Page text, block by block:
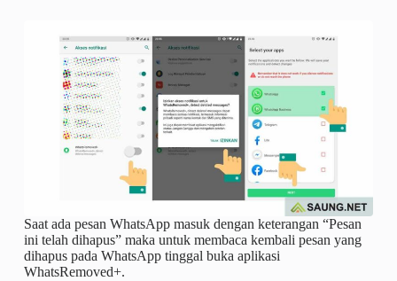
Saat ada pesan WhatsApp masuk dengan keterangan “Pesan
ini telah dihapus” maka untuk membaca kembali pesan yang
dihapus pada WhatsApp tinggal buka aplikasi
WhatsRemoved+.